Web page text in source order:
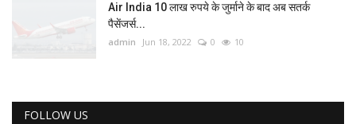
Air India 10 लाख रुपये के जुर्माने के बाद अब सतर्क
पैसेंजर्स...
admin Jun 18, 2022 0 10
FOLLOW US